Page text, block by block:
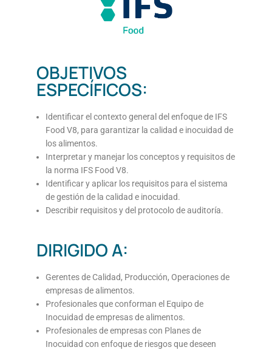
OBJETIVOS
ESPECÍFICOS:
Identificar el contexto general del enfoque de IFS
Food V8, para garantizar la calidad e inocuidad de
los alimentos.
Interpretar y manejar los conceptos y requisitos de
la norma IFS Food V8.
Identificar y aplicar los requisitos para el sistema
de gestión de la calidad e inocuidad.
Describir requisitos y del protocolo de auditoría.
DIRIGIDO A:
Gerentes de Calidad, Producción, Operaciones de
empresas de alimentos.
Profesionales que conforman el Equipo de
Inocuidad de empresas de alimentos.
Profesionales de empresas con Planes de
Inocuidad con enfoque de riesgos que deseen